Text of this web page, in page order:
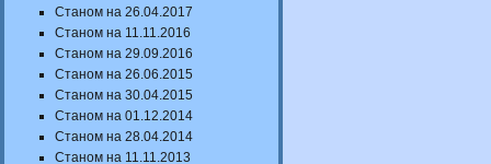
Станом на 26.04.2017
Станом на 11.11.2016
Станом на 29.09.2016
Станом на 26.06.2015
Станом на 30.04.2015
Станом на 01.12.2014
Станом на 28.04.2014
Станом на 11.11.2013